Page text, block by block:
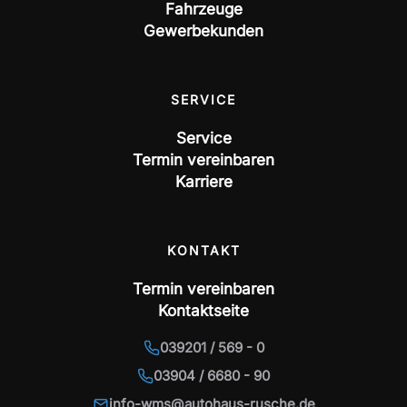
Fahrzeuge
Gewerbekunden
SERVICE
Service
Termin vereinbaren
Karriere
KONTAKT
Termin vereinbaren
Kontaktseite
039201 / 569 - 0
03904 / 6680 - 90